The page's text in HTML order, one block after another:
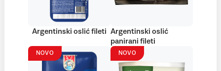
Argentinski oslić fileti Argentinski oslić
panirani fileti
NOVO NOVO